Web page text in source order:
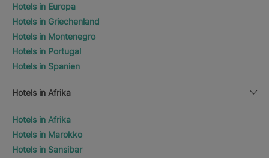
Hotels in Europa
Hotels in Griechenland
Hotels in Montenegro
Hotels in Portugal
Hotels in Spanien
Hotels in Afrika
Hotels in Afrika
Hotels in Marokko
Hotels in Sansibar